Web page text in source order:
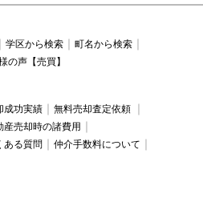
学区から検索
町名から検索
の声【売買】
成功実績
無料売却査定依頼
産売却時の諸費用
ある質問
仲介手数料について